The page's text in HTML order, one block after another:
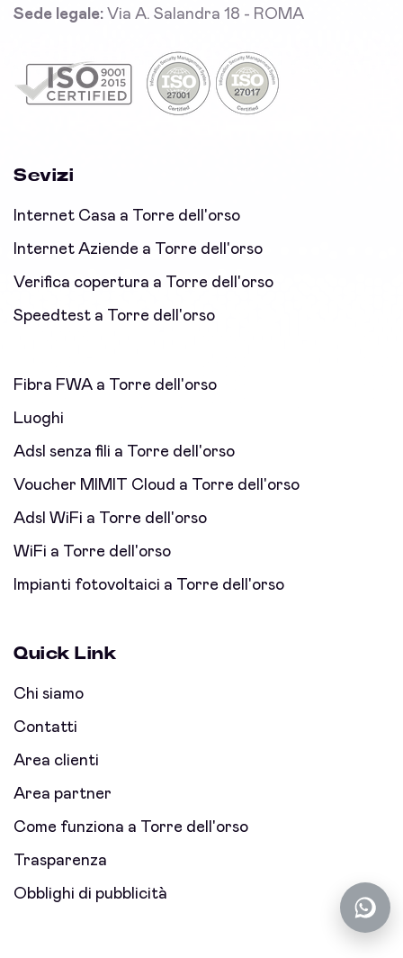
Sede legale: Via A. Salandra 18 - ROMA
Sevizi
Internet Casa a Torre dell'orso
Internet Aziende a Torre dell'orso
Verifica copertura a Torre dell'orso
Speedtest a Torre dell'orso
Fibra FWA a Torre dell'orso
Luoghi
Adsl senza fili a Torre dell'orso
Voucher MIMIT Cloud a Torre dell'orso
Adsl WiFi a Torre dell'orso
WiFi a Torre dell'orso
Impianti fotovoltaici a Torre dell'orso
Quick Link
Chi siamo
Contatti
Area clienti
Area partner
Come funziona a Torre dell'orso
Trasparenza
Obblighi di pubblicità